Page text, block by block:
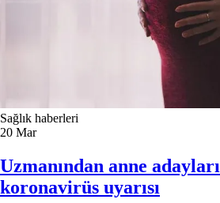
Sağlık haberleri
20 Mar
Uzmanından anne
koronavirüs uyarısı